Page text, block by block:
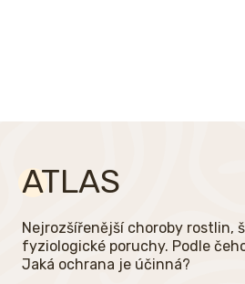
ATLAS
Nejrozšířenější choroby rostlin,
fyziologické poruchy. Podle
Jaká ochrana je účinná?